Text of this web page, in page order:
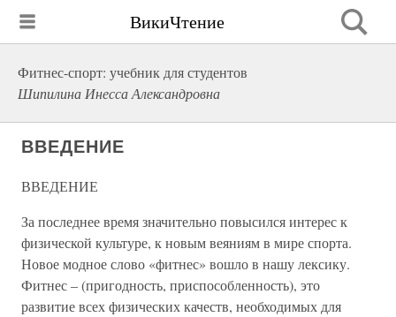
ВикиЧтение
Фитнес-спорт: учебник для студентов
Шипилина Инесса Александровна
ВВЕДЕНИЕ
ВВЕДЕНИЕ
За последнее время значительно повысился интерес к
физической культуре, к новым веяниям в мире спорта.
Новое модное слово «фитнес» вошло в нашу лексику.
Фитнес – (пригодность, приспособленность), это
развитие всех физических качеств, необходимых для